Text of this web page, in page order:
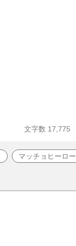
文字数 17,775
マッチョヒーロー